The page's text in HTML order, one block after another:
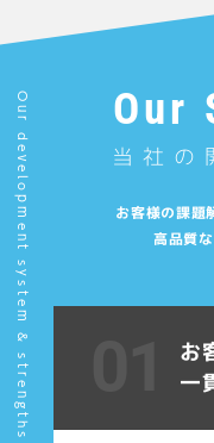
Our development system & strengths Our
当社の
お客様の課題
高品質
お
一